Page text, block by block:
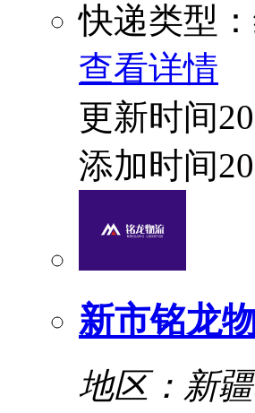
快递类型
查看详情
更新时间
添加时间
新市铭龙
地区：新